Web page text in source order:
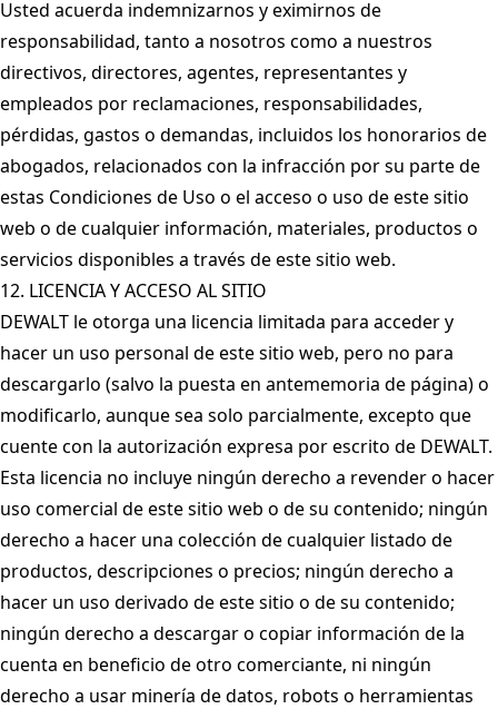
Usted acuerda indemnizarnos y eximirnos de
responsabilidad, tanto a nosotros como a nuestros
directivos, directores, agentes, representantes y
empleados por reclamaciones, responsabilidades,
pérdidas, gastos o demandas, incluidos los honorarios de
abogados, relacionados con la infracción por su parte de
estas Condiciones de Uso o el acceso o uso de este sitio
web o de cualquier información, materiales, productos o
servicios disponibles a través de este sitio web.
12. LICENCIA Y ACCESO AL SITIO
DEWALT le otorga una licencia limitada para acceder y
hacer un uso personal de este sitio web, pero no para
descargarlo (salvo la puesta en antememoria de página) o
modificarlo, aunque sea solo parcialmente, excepto que
cuente con la autorización expresa por escrito de DEWALT.
Esta licencia no incluye ningún derecho a revender o hacer
uso comercial de este sitio web o de su contenido; ningún
derecho a hacer una colección de cualquier listado de
productos, descripciones o precios; ningún derecho a
hacer un uso derivado de este sitio o de su contenido;
ningún derecho a descargar o copiar información de la
cuenta en beneficio de otro comerciante, ni ningún
derecho a usar minería de datos, robots o herramientas